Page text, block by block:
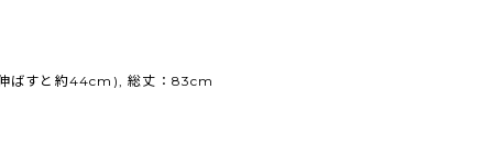
ばすと約44cm), 総丈：83cm